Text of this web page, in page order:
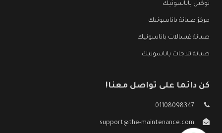
توكيل باناسونيك
مركز صيانة باناسونيك
صيانة غسالات باناسونيك
صيانة ثلاجات باناسونيك
كن دائما على تواصل معنا!
01108098347
support@the-maintenance.com